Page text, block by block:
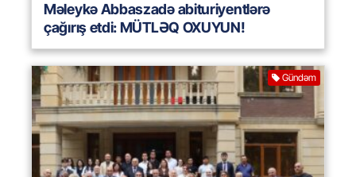
Məleykə Abbaszadə abituriyentlərə
çağırış etdi: MÜTLƏQ OXUYUN!
Gündəm